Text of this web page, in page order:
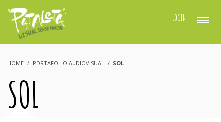
LOGIN
HOME PORTAFOLIO AUDIOVISUAL SOL
SOL